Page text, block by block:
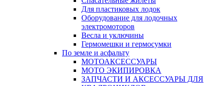
Для пластиковых лодок
Оборудование для лодочных
электромоторов
Весла и уключины
Гермомешки и гермосумки
По земле и асфальту
МОТОАКСЕССУАРЫ
МОТО ЭКИПИРОВКА
ЗАПЧАСТИ И АКСЕССУАРЫ ДЛЯ